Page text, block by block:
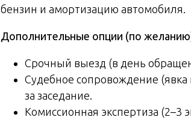
бензин и амортизацию автомобиля.
Дополнительные опции (по
Срочный выезд (в день
Судебное сопровождение (явка
за заседание.
Комиссионная экспертиза (2–3